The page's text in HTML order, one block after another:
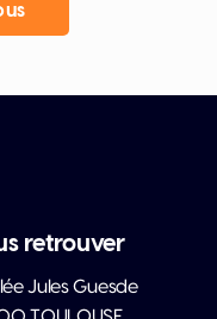
retrouver
Jules Guesde